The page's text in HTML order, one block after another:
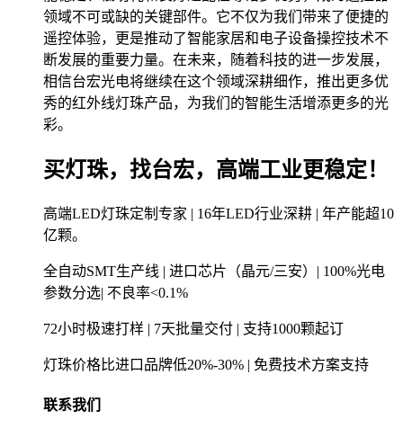
领域不可或缺的关键部件。它不仅为我们带来了便捷的
遥控体验，更是推动了智能家居和电子设备操控技术不
断发展的重要力量。在未来，随着科技的进一步发展，
相信台宏光电将继续在这个领域深耕细作，推出更多优
秀的红外线灯珠产品，为我们的智能生活增添更多的光
彩。
买灯珠，找台宏，高端工业更稳定！
高端LED灯珠定制专家 | 16年LED行业深耕 | 年产能超10
亿颗。
全自动SMT生产线 | 进口芯片（晶元/三安）| 100%光电
参数分选| 不良率<0.1%
72小时极速打样 | 7天批量交付 | 支持1000颗起订
灯珠价格比进口品牌低20%-30% | 免费技术方案支持
联系我们